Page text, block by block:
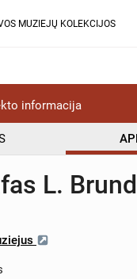
MUZIEJŲ KOLEKCIJOS
informacija
L.